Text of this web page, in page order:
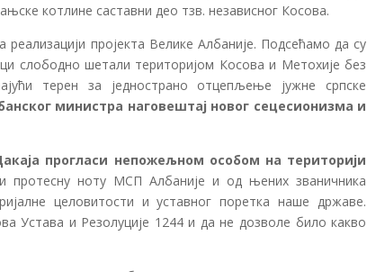
котлине саставни део тзв. независног Косова.
пројекта Велике Албаније. Подсећамо да су
слободно шетали територијом Косова и Метохије без
терен за једнострано отцепљење јужне српске
министра наговештај новог сецесионизма и
прогласи непожељном особом на територији
протесну ноту МСП Албаније и од њених званичника
целовитости и уставног поретка наше државе.
Устава и Резолуције 1244 и да не дозволе било какво